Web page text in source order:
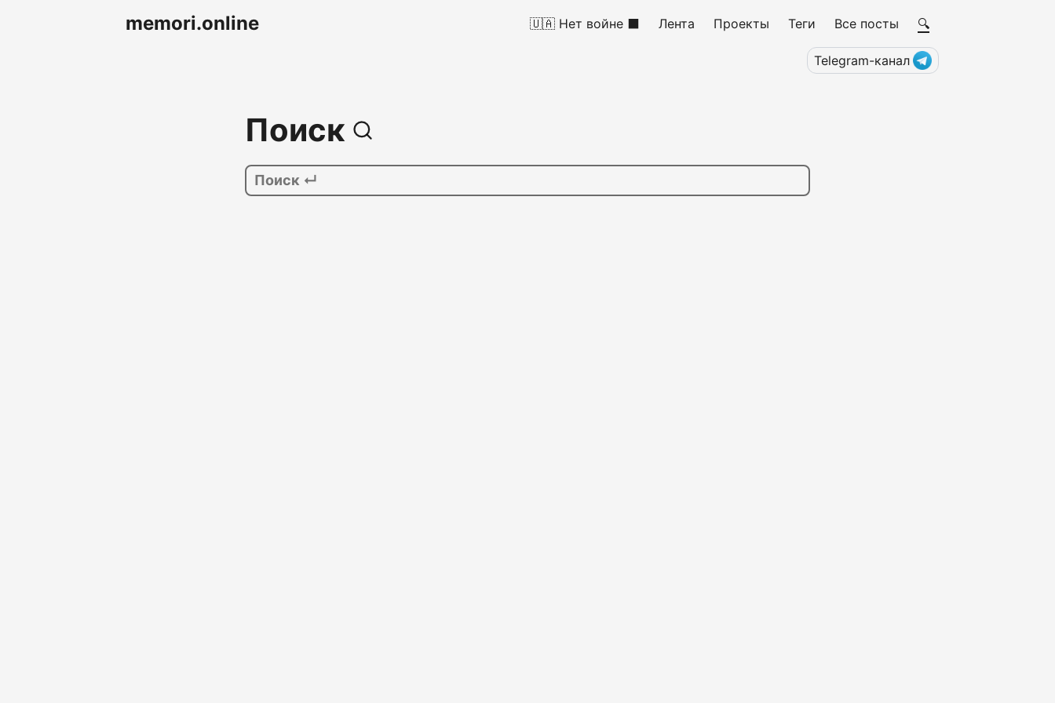
memori.online 🇺🇦 Нет войне ⬛ Лента Проекты Теги Все посты 🔍
Telegram-канал
Поиск